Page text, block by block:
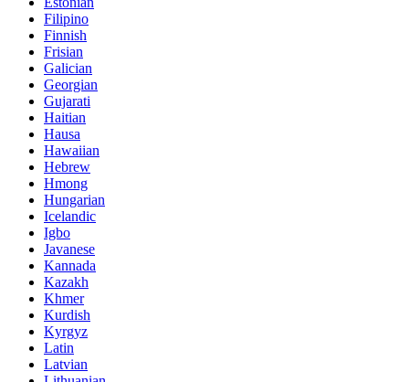
Filipino
Finnish
Frisian
Galician
Georgian
Gujarati
Haitian
Hausa
Hawaiian
Hebrew
Hmong
Hungarian
Icelandic
Igbo
Javanese
Kannada
Kazakh
Khmer
Kurdish
Kyrgyz
Latin
Latvian